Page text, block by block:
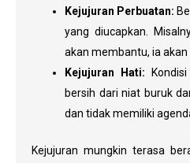
Kejujuran Perbuatan:
yang diucapkan.
akan membantu, ia akan
Kejujuran Hati:
bersih dari niat buruk
dan tidak memiliki
Kejujuran mungkin terasa